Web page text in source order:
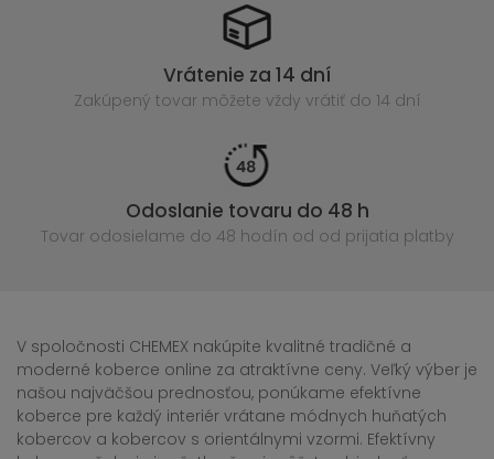
Vrátenie za 14 dní
Zakúpený tovar môžete vždy vrátiť do 14 dní
Odoslanie tovaru do 48 h
Tovar odosielame do 48 hodín od od prijatia platby
V spoločnosti CHEMEX nakúpite kvalitné tradičné a
moderné koberce online za atraktívne ceny. Veľký výber je
našou najväčšou prednosťou, ponúkame efektívne
koberce pre každý interiér vrátane módnych huňatých
kobercov a kobercov s orientálnymi vzormi. Efektívny